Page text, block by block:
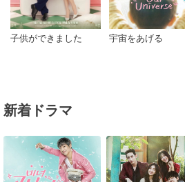
子供ができました 宇宙をあげる
新着ドラマ